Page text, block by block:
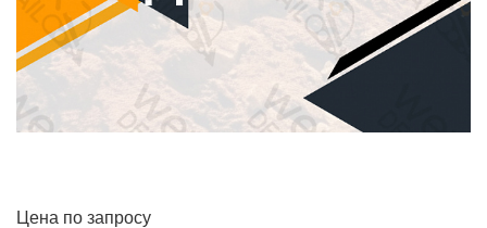
Цена по запросу